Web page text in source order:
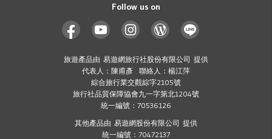
Follow us on
旅遊產品由 易遊網旅行社股份有限公司 提供
代表人：陳甫彥 聯絡人：楊江萍
綜合旅行業交觀綜字2105號
旅行社品質保障協會九一字第北1204號
統一編號：70536126
其他產品由 易遊網股份有限公司 提供
統一編號：70472137